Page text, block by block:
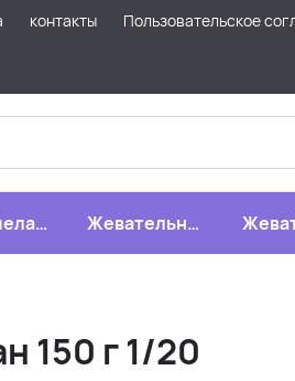
контакты Пользовательское
Жевательная
резинка
150 г 1/20